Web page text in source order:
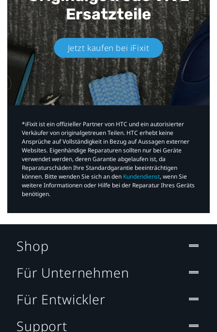
Ersatzteile
Jetzt kaufen bei iFixit​
*iFixit ist ein offizieller Partner von HTC und ein autorisierter
Verkäufer von originalgetreuen Teilen. HTC erhebt keine
Ansprüche auf Vollständigkeit in Bezug auf Aussagen externer
Websites. Eigenhändige Reparaturen sollten nur bei Geräte
verwendet werden, deren Garantie abgelaufen ist, da
Reparaturschäden Ihre Standardgarantie beeinträchtigen
können. Bitte wenden Sie sich an den Kundendienst, wenn Sie
weitere Informationen oder Hilfe bei der Reparatur Ihres Geräts
benötigen.​
Shop
Für Unternehmen
Für Entwickler
Support